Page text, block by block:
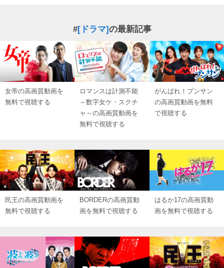
#[ドラマ]の最新記事
女帝の高画質動画を
無料で視聴する
ロマンスは計測不能
～数字女ケ・スクチ
ャ～の高画質動画を
無料で視聴する
がんばれ！プンサン
の高画質動画を無料
で視聴する
民王の高画質動画を
無料で視聴する
BORDERの高画質動
画を無料で視聴する
はるか17の高画質動
画を無料で視聴する